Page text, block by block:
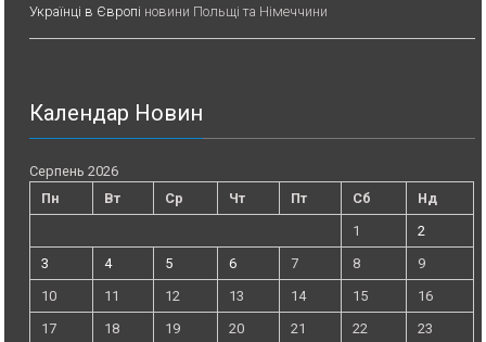
Українці в Європі новини Польщі та Німеччини
Календар Новин
Серпень 2026
Пн
Вт Ср Чт Пт Сб
Нд
1
2
3
4 5 6 7 8
9
10
11 12 13 14 15
16
17
18 19 20 21 22 23